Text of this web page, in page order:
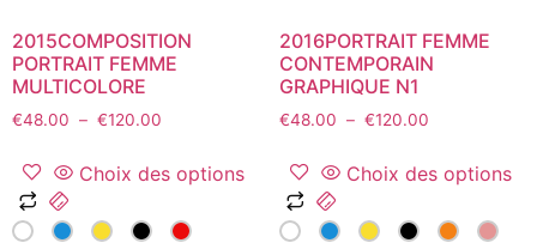
peuvent
être
choisies
sur
page
du
produit
du
produit
2015COMPOSITION
PORTRAIT FEMME
MULTICOLORE
€48.00 – €120.00
prix :
€48.00
€120.00
Choix des options
Ce
produit
2016PORTRAIT FEMME
CONTEMPORAIN
GRAPHIQUE N1
€48.00 – €120.00Plage
prix :
€48.00
€120.00
Choix des options
Ce
produit